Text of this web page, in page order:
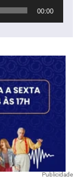
00:00
Publicidade